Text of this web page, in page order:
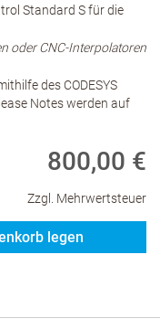
Standard S für die
oder CNC-Interpolatoren
des CODESYS
Notes werden auf
800,00 €
Zzgl. Mehrwertsteuer
legen